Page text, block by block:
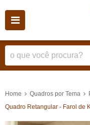
Home Quadros por Tema
Quadro Retangular - Farol de